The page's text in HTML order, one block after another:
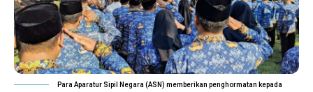
Para Aparatur Sipil Negara (ASN) memberikan penghormatan kepada